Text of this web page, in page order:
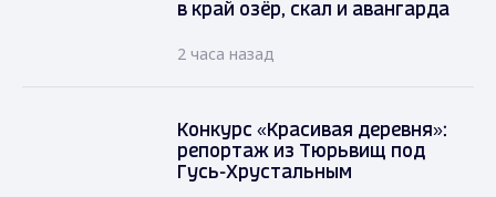
в край озёр, скал и авангарда
2 часа назад
Конкурс «Красивая деревня»:
репортаж из Тюрьвищ под
Гусь-Хрустальным